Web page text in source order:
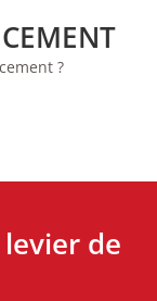
?
la navigation
de